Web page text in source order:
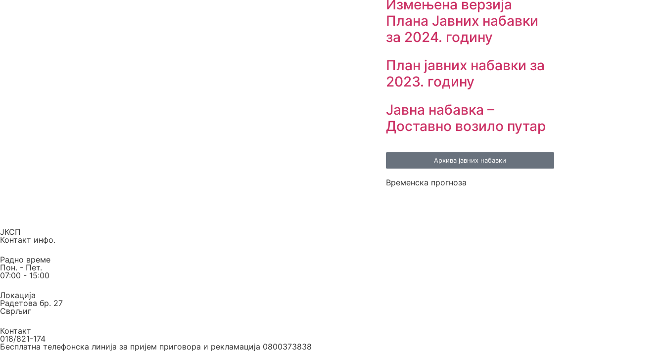
Измењенa верзијa
Плана Јавних набавки
за 2024. годину
План јавних набавки за
2023. годину
Јавна набавка –
Доставно возило путар
Архива јавних набавки
Временска прогноза
ЈКСП
Контакт инфо.
Радно време
Пон. - Пет.
07:00 - 15:00
Локација
Радетова бр. 27
Сврљиг
Контакт
018/821-174
Бесплатна телефонска линија за пријем приговора и рекламација 0800373838